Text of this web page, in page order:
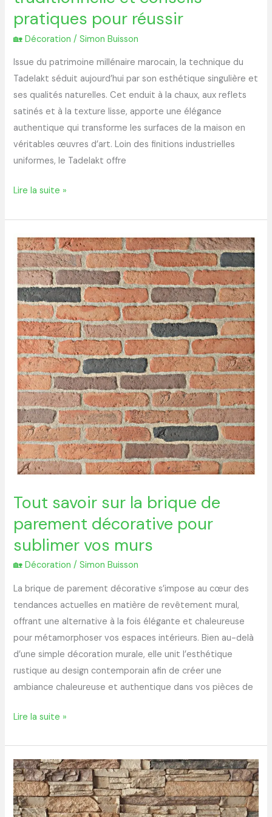
pratiques pour réussir
🏡 Décoration /Simon Buisson
Issue du patrimoine millénaire marocain, la technique du
Tadelakt séduit aujourd’hui par son esthétique singulière et
ses qualités naturelles. Cet enduit à la chaux, aux reflets
satinés et à la texture lisse, apporte une élégance
authentique qui transforme les surfaces de la maison en
véritables œuvres d’art. Loin des finitions industrielles
uniformes, le Tadelakt offre
Lire la suite »
Tout savoir sur la brique de
parement décorative pour
sublimer vos murs
🏡 Décoration /Simon Buisson
La brique de parement décorative s’impose au cœur des
tendances actuelles en matière de revêtement mural,
offrant une alternative à la fois élégante et chaleureuse
pour métamorphoser vos espaces intérieurs. Bien au-delà
d’une simple décoration murale, elle unit l’esthétique
rustique au design contemporain afin de créer une
ambiance chaleureuse et authentique dans vos pièces de
Tout
savoir
sur
la
brique
de
parement
décorative
pour
sublimer
vos
murs
Lire la suite »
Tout
savoir
sur